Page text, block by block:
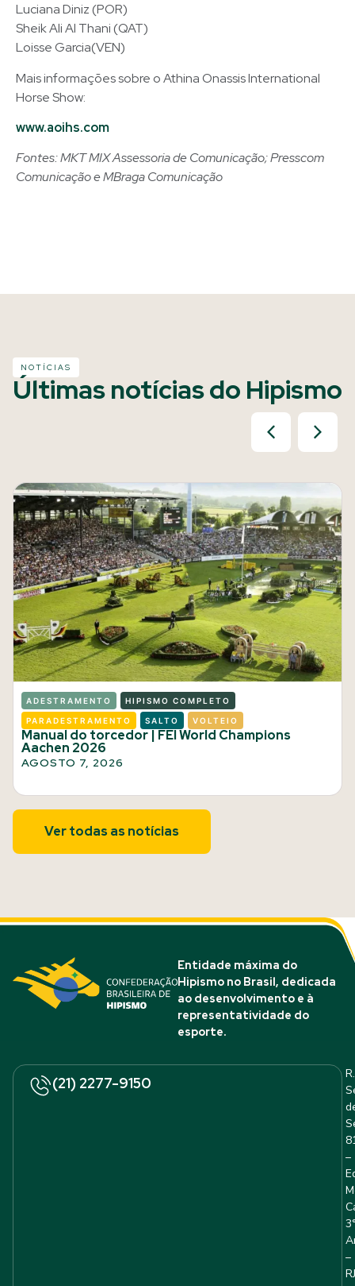
Luciana Diniz (POR)
Sheik Ali Al Thani (QAT)
Loisse Garcia(VEN)
Mais informações sobre o Athina Onassis International
Horse Show:
www.aoihs.com
Fontes: MKT MIX Assessoria de Comunicação; Presscom
Comunicação e MBraga Comunicação
NOTÍCIAS
Últimas notícias do Hipismo
ADESTRAMENTO HIPISMO COMPLETO
PARADESTRAMENTO SALTO VOLTEIO
Manual do torcedor | FEI World Champions
Aachen 2026
AGOSTO 7, 2026
Ver todas as notícias
Entidade máxima do
Hipismo no Brasil, dedicada
ao desenvolvimento e à
representatividade do
esporte.
(21) 2277-9150
R.
–
–
RJ